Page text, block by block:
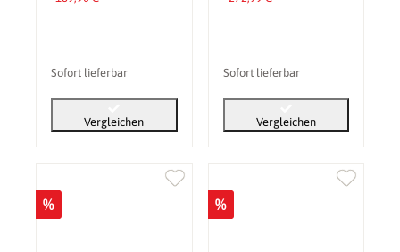
Sofort lieferbar
Vergleichen
Sofort lieferbar
Vergleichen
% %